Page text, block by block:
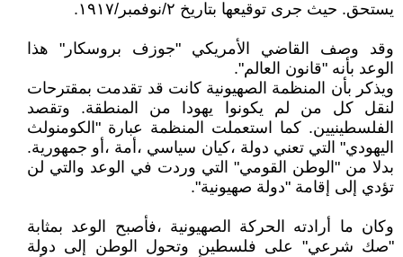
يستحق. حيث جرى توقيعها بتاريخ ٢/نوفمبر/١٩١٧.
وقد وصف القاضي الأمريكي "جوزف بروسكار" هذا
الوعد بأنه "قانون العالم".
ويذكر بأن المنظمة الصهيونية كانت قد تقدمت بمقترحات
لنقل كل من لم يكونوا يهودا من المنطقة. وتقصد
الفلسطينيين. كما استعملت المنظمة عبارة "الكومنولث
اليهودي" التي تعني دولة ،كيان سياسي ،أمة ،أو جمهورية.
بدلا من "الوطن القومي" التي وردت في الوعد والتي لن
تؤدي إلى إقامة "دولة صهيونية".
وكان ما أرادته الحركة الصهيونية ،فأصبح الوعد بمثابة
"صك شرعي" على فلسطين وتحول الوطن إلى دولة